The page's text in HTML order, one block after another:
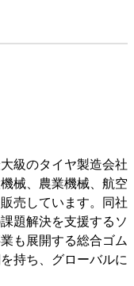
だくと、
きます。
級のタイヤ製造会社
械、農業機械、航空
売しています。同社
題解決を支援するソ
も展開する総合ゴム
持ち、グローバルに